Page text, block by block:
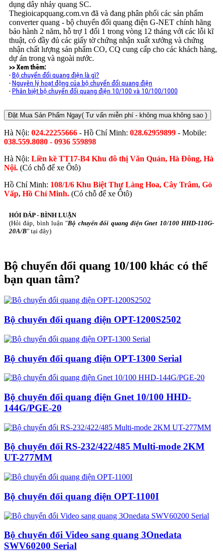
dụng dây nhảy quang SC.
Thegioicapquang.com.vn đã và đang phân phối các sản phẩm
converter quang - bộ chuyển đổi quang điện G-NET chính hãng
bảo hành 2 năm, hỗ trợ 1 đổi 1 trong vòng 12 tháng với các lỗi kĩ
thuật, có đầy đủ các giấy tờ chứng nhận xuất xưởng và chứng
nhận chất lượng sản phẩm CO, CQ cung cấp cho các khách hàng,
dự án trong và ngoài nước.
>> Xem thêm:
-Bộ chuyển đổi quang điện là gì?
-Nguyên lý hoạt động của bộ chuyển đổi quang điện
-Phân biệt bộ chuyển đổi quang điện 10/100 và 10/100/1000
Đặt Mua Sản Phẩm Ngay( Tư vấn miễn phí - không mua không sao )
Hà Nội: 024.22255666 - Hồ Chí Minh: 028.62959899 - Mobile:
038.559.8080 - 0936 559898
Hà Nội: Liền kề TT17-B4 Khu đô thị Văn Quán, Hà Đông, Hà
Nội. (Có chỗ để xe Ôtô)
Hồ Chí Minh: 108/1/6 Khu Biệt Thự Làng Hoa, Cây Trâm, Gò
Vấp, Hồ Chí Minh. (Có chỗ để xe Ôtô)
HỎI ĐÁP - BÌNH LUẬN
(Hỏi đáp, bình luận "Bộ chuyển đổi quang điện Gnet 10/100 HHD-110G-
20A/B" tại đây)
Bộ chuyển đổi quang 10/100 khác có thể
bạn quan tâm?
Bộ chuyển đổi quang điện OPT-1200S2502
Bộ chuyển đổi quang điện OPT-1300 Serial
Bộ chuyển đổi quang điện Gnet 10/100 HHD-
144G/PGE-20
Bộ chuyển đổi RS-232/422/485 Multi-mode 2KM
UT-277MM
Bộ chuyển đổi quang điện OPT-1100I
Bộ chuyển đổi Video sang quang 3Onedata
SWV60200 Serial